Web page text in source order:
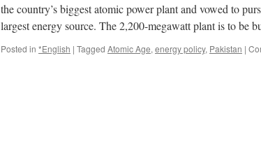
the country’s biggest atomic power plant and vowed to
largest energy source. The 2,200-megawatt plant is to be
Posted in *English | Tagged Atomic Age, energy policy, Pakistan |